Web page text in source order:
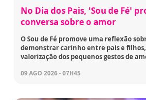
No Dia dos Pais, 'Sou de Fé'
conversa sobre o amor
O Sou de Fé promove uma reflexão
demonstrar carinho entre pais e
valorização dos pequenos gestos de
09 AGO 2026 - 07H45